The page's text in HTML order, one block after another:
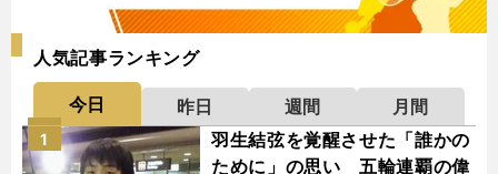
人気記事ランキング
今日 昨日 週間
月間
羽生結弦を覚醒させた「誰かの
ために」の思い 五輪連覇の偉
1